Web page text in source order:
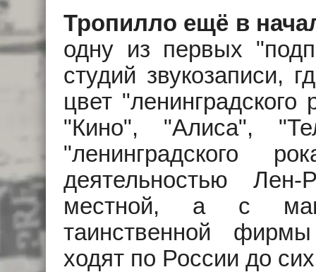
Тропилло ещё в
одну из первых
студий звукозаписи,
цвет
"Кино", "Алиса",
деятельностью Лен-
местной, а с
таинственной
ходят по России до